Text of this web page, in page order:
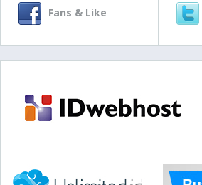
Fans & Like